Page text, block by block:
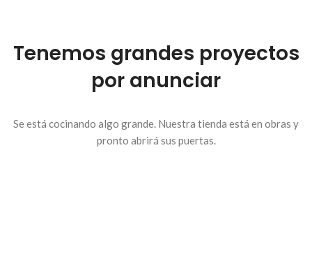
Tenemos grandes proyectos
por anunciar
Se está cocinando algo grande. Nuestra tienda está en obras y
pronto abrirá sus puertas.